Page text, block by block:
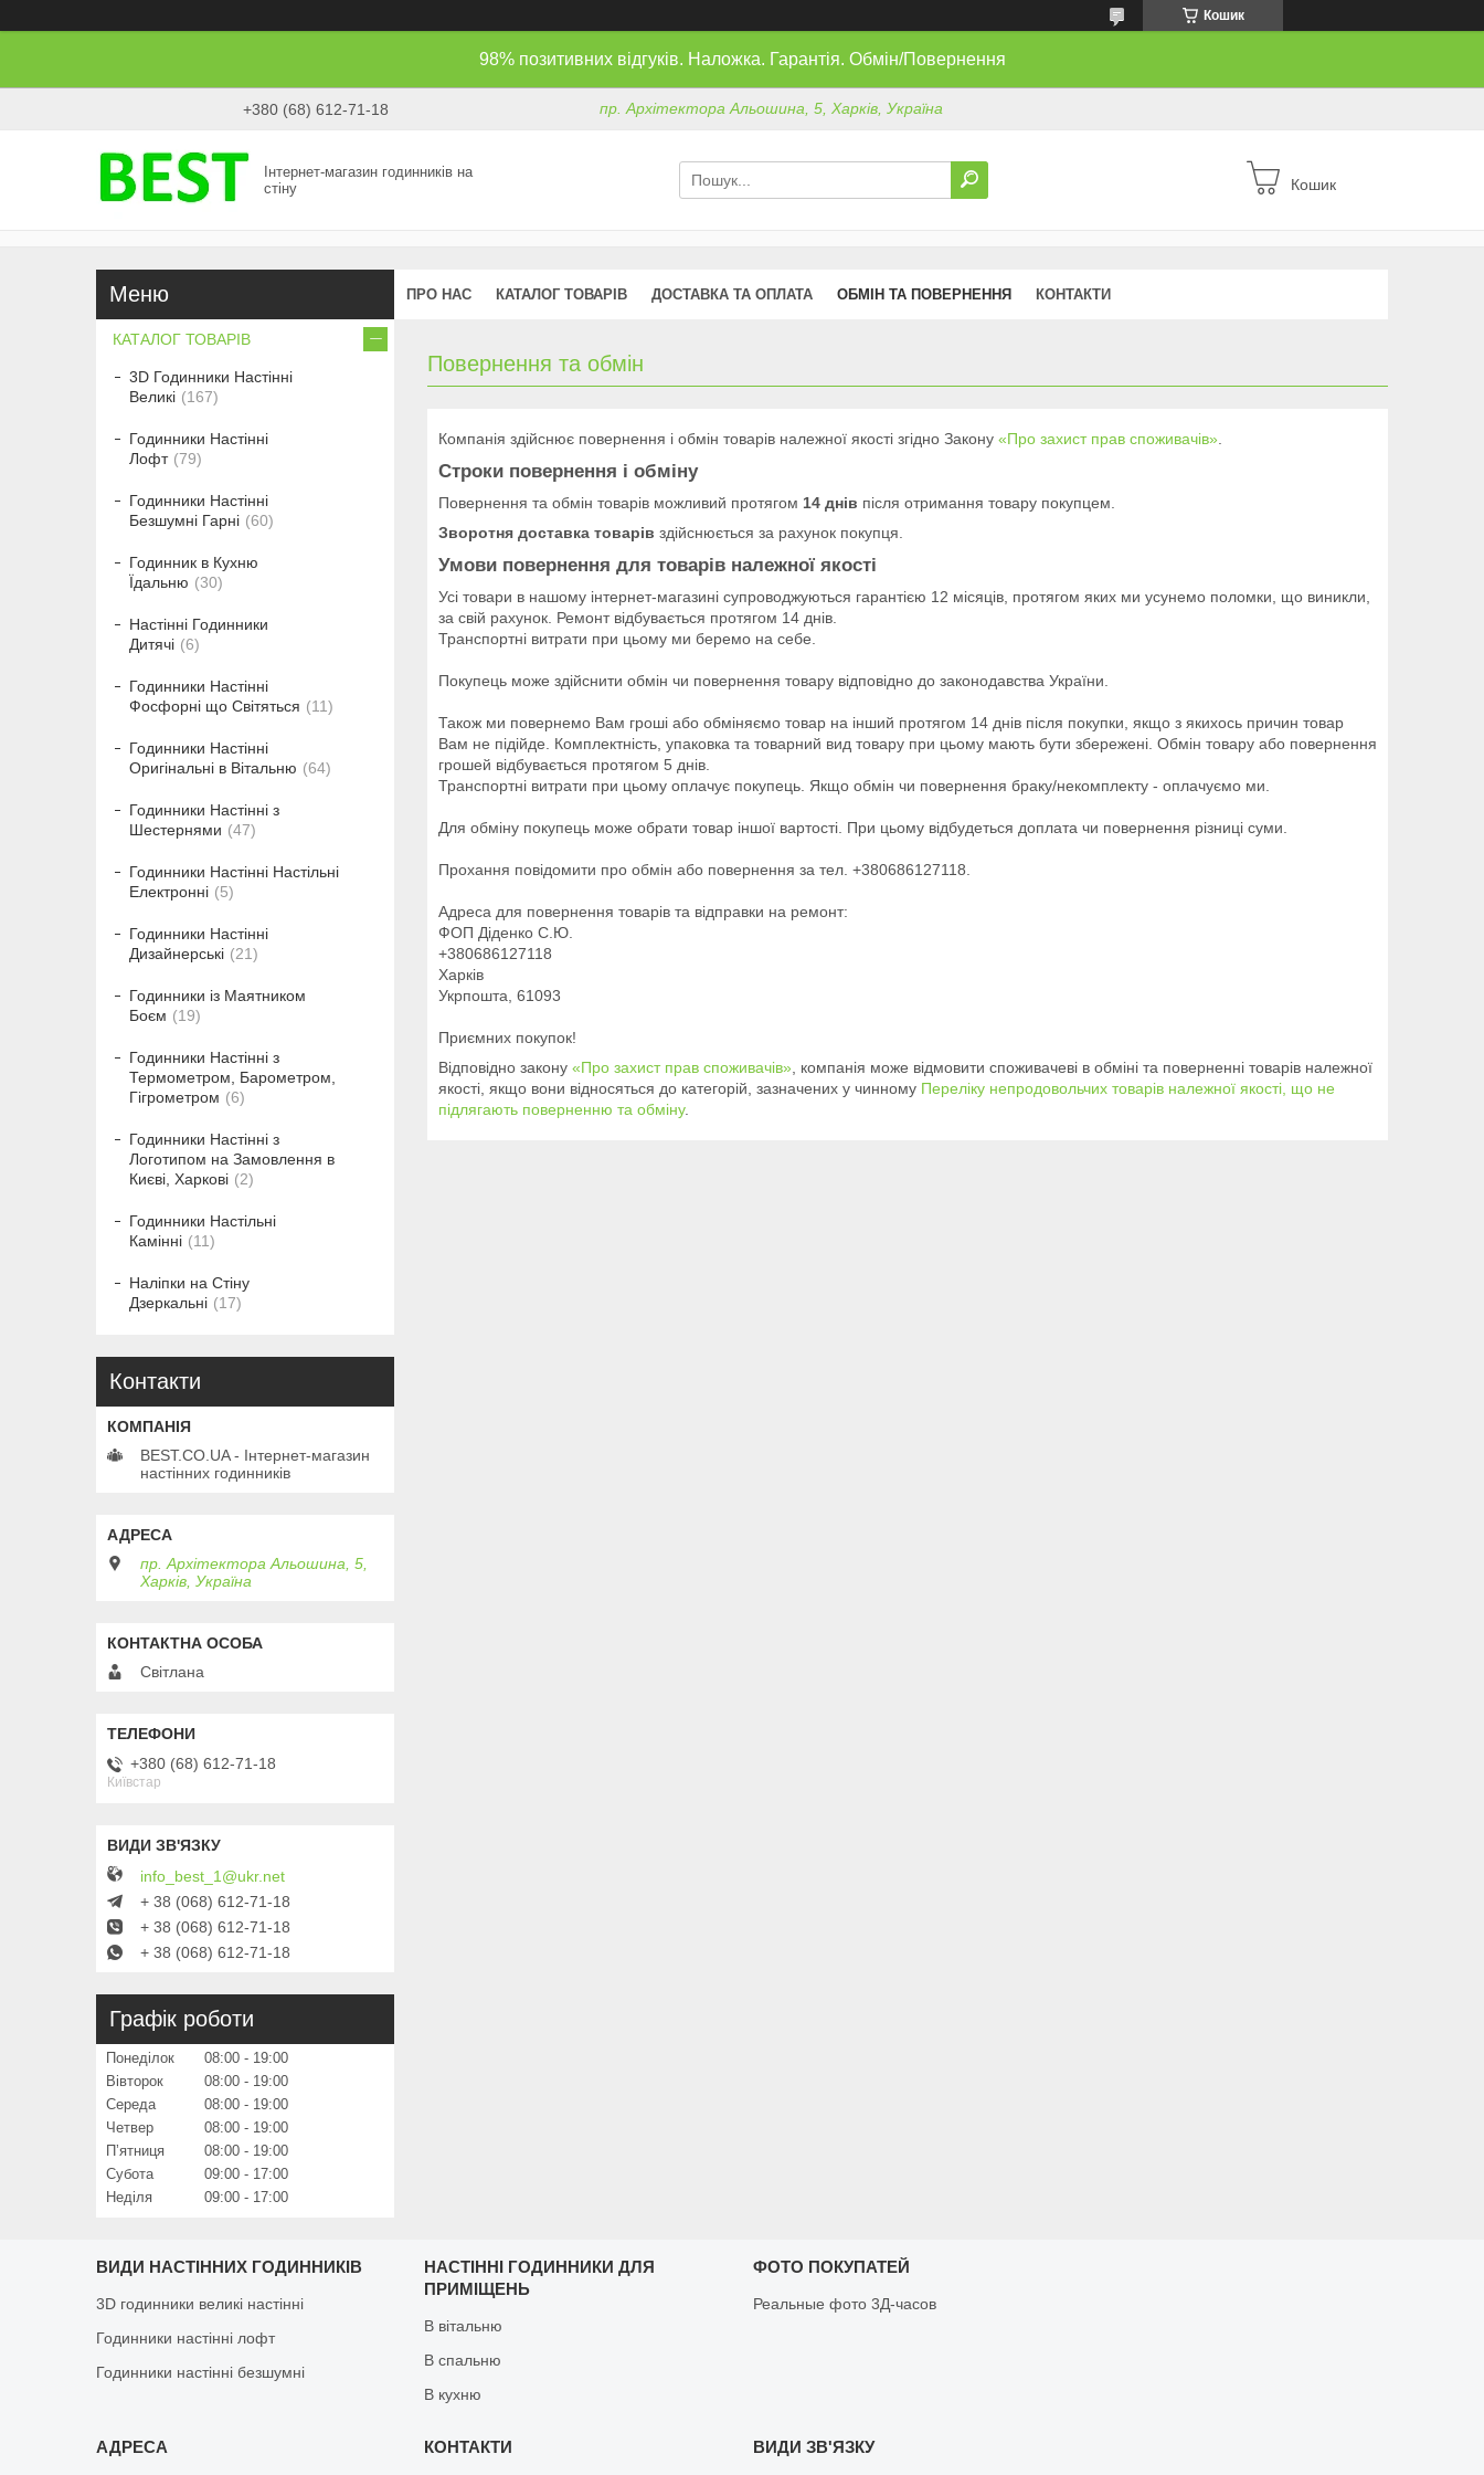
Кошик
98% позитивних відгуків. Наложка. Гарантія. Обмін/Повернення
+380 (68) 612-71-18 пр. Архітектора Альошина, 5, Харків, Україна
Інтернет-магазин годинників на
стіну
Кошик
ПРО НАС КАТАЛОГ ТОВАРІВ ДОСТАВКА ТА ОПЛАТА ОБМІН ТА ПОВЕРНЕННЯ КОНТАКТИ
Повернення та обмін
Компанія здійснює повернення і обмін товарів належної якості згідно Закону «Про захист прав споживачів»
Строки повернення і обміну
Повернення та обмін товарів можливий протягом 14 днів після отримання товару покупцем.
Зворотня доставка товарів здійснюється за рахунок покупця.
Умови повернення для товарів належної якості
Усі товари в нашому інтернет-магазині супроводжуються гарантією 12 місяців, протягом яких ми усунемо поломки, що виникли,
за свій рахунок. Ремонт відбувається протягом 14 днів.
Транспортні витрати при цьому ми беремо на себе.
Покупець може здійснити обмін чи повернення товару відповідно до законодавства України.
Також ми повернемо Вам гроші або обміняємо товар на інший протягом 14 днів після покупки, якщо з якихось причин товар
Вам не підійде. Комплектність, упаковка та товарний вид товару при цьому мають бути збережені. Обмін товару або повернення
грошей відбувається протягом 5 днів.
Транспортні витрати при цьому оплачує покупець. Якщо обмін чи повернення браку/некомплекту - оплачуємо ми.
Для обміну покупець може обрати товар іншої вартості. При цьому відбудеться доплата чи повернення різниці суми.
Прохання повідомити про обмін або повернення за тел. +380686127118.
Адреса для повернення товарів та відправки на ремонт:
ФОП Діденко С.Ю.
+380686127118
Харків
Укрпошта, 61093
Приємних покупок!
Відповідно закону «Про захист прав споживачів» , компанія може відмовити споживачеві в обміні та поверненні товарів належної
якості, якщо вони відносяться до категорій, зазначених у чинному Переліку непродовольчих товарів належної якості, що не
підлягають поверненню та обміну.
КАТАЛОГ ТОВАРІВ
3D Годинники Настінні
Великі
167
Годинники Настінні
Лофт
79
Годинники Настінні
Безшумні Гарні
60
Годинник в Кухню
Їдальню
30
Настінні Годинники
Дитячі
6
Годинники Настінні
Фосфорні що Світяться
11
Годинники Настінні
Оригінальні в Вітальню
64
Годинники Настінні з
Шестернями
47
Годинники Настінні Настільні
Електронні
5
Годинники Настінні
Дизайнерські
21
Годинники із Маятником
Боєм
19
Годинники Настінні з
Термометром, Барометром,
Гігрометром
6
Годинники Настінні з
Логотипом на Замовлення в
Києві, Харкові
2
Годинники Настільні
Камінні
11
Наліпки на Стіну
Дзеркальні
17
Контакти
BEST.CO.UA - Інтернет-магазин
настінних годинників
пр. Архітектора Альошина, 5,
Харків, Україна
Світлана
+380 (68) 612-71-18
Київстар
info_best_1@ukr.net
+ 38 (068) 612-71-18
+ 38 (068) 612-71-18
+ 38 (068) 612-71-18
Графік роботи
Понеділок 08:00
19:00
Вівторок
08:00
19:00
Середа
08:00
19:00
Четвер
08:00
19:00
Пʼятниця
08:00
19:00
Субота
09:00
17:00
Неділя
09:00 17:00
ВИДИ НАСТІННИХ ГОДИННИКІВ
3D годинники великі настінні
Годинники настінні лофт
Годинники настінні безшумні
НАСТІННІ ГОДИННИКИ ДЛЯ
ПРИМІЩЕНЬ
В вітальню
В спальню
В кухню
ФОТО ПОКУПАТЕЙ
Реальные фото 3Д-часов